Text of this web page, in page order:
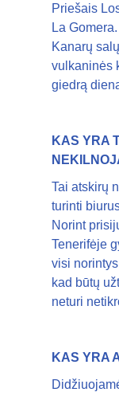
Priešais
La
Kanarų
vulkaninės
giedrą
KAS YRA
Tai atskirų
turinti
Norint
Tenerifėje
visi
kad būtų
neturi
KAS YRA